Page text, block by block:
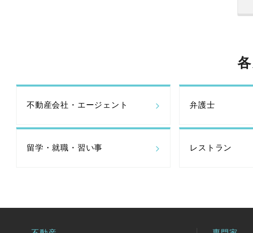
不動産会社・ エージェント 弁護士
留学・就職・習い事 レストラン